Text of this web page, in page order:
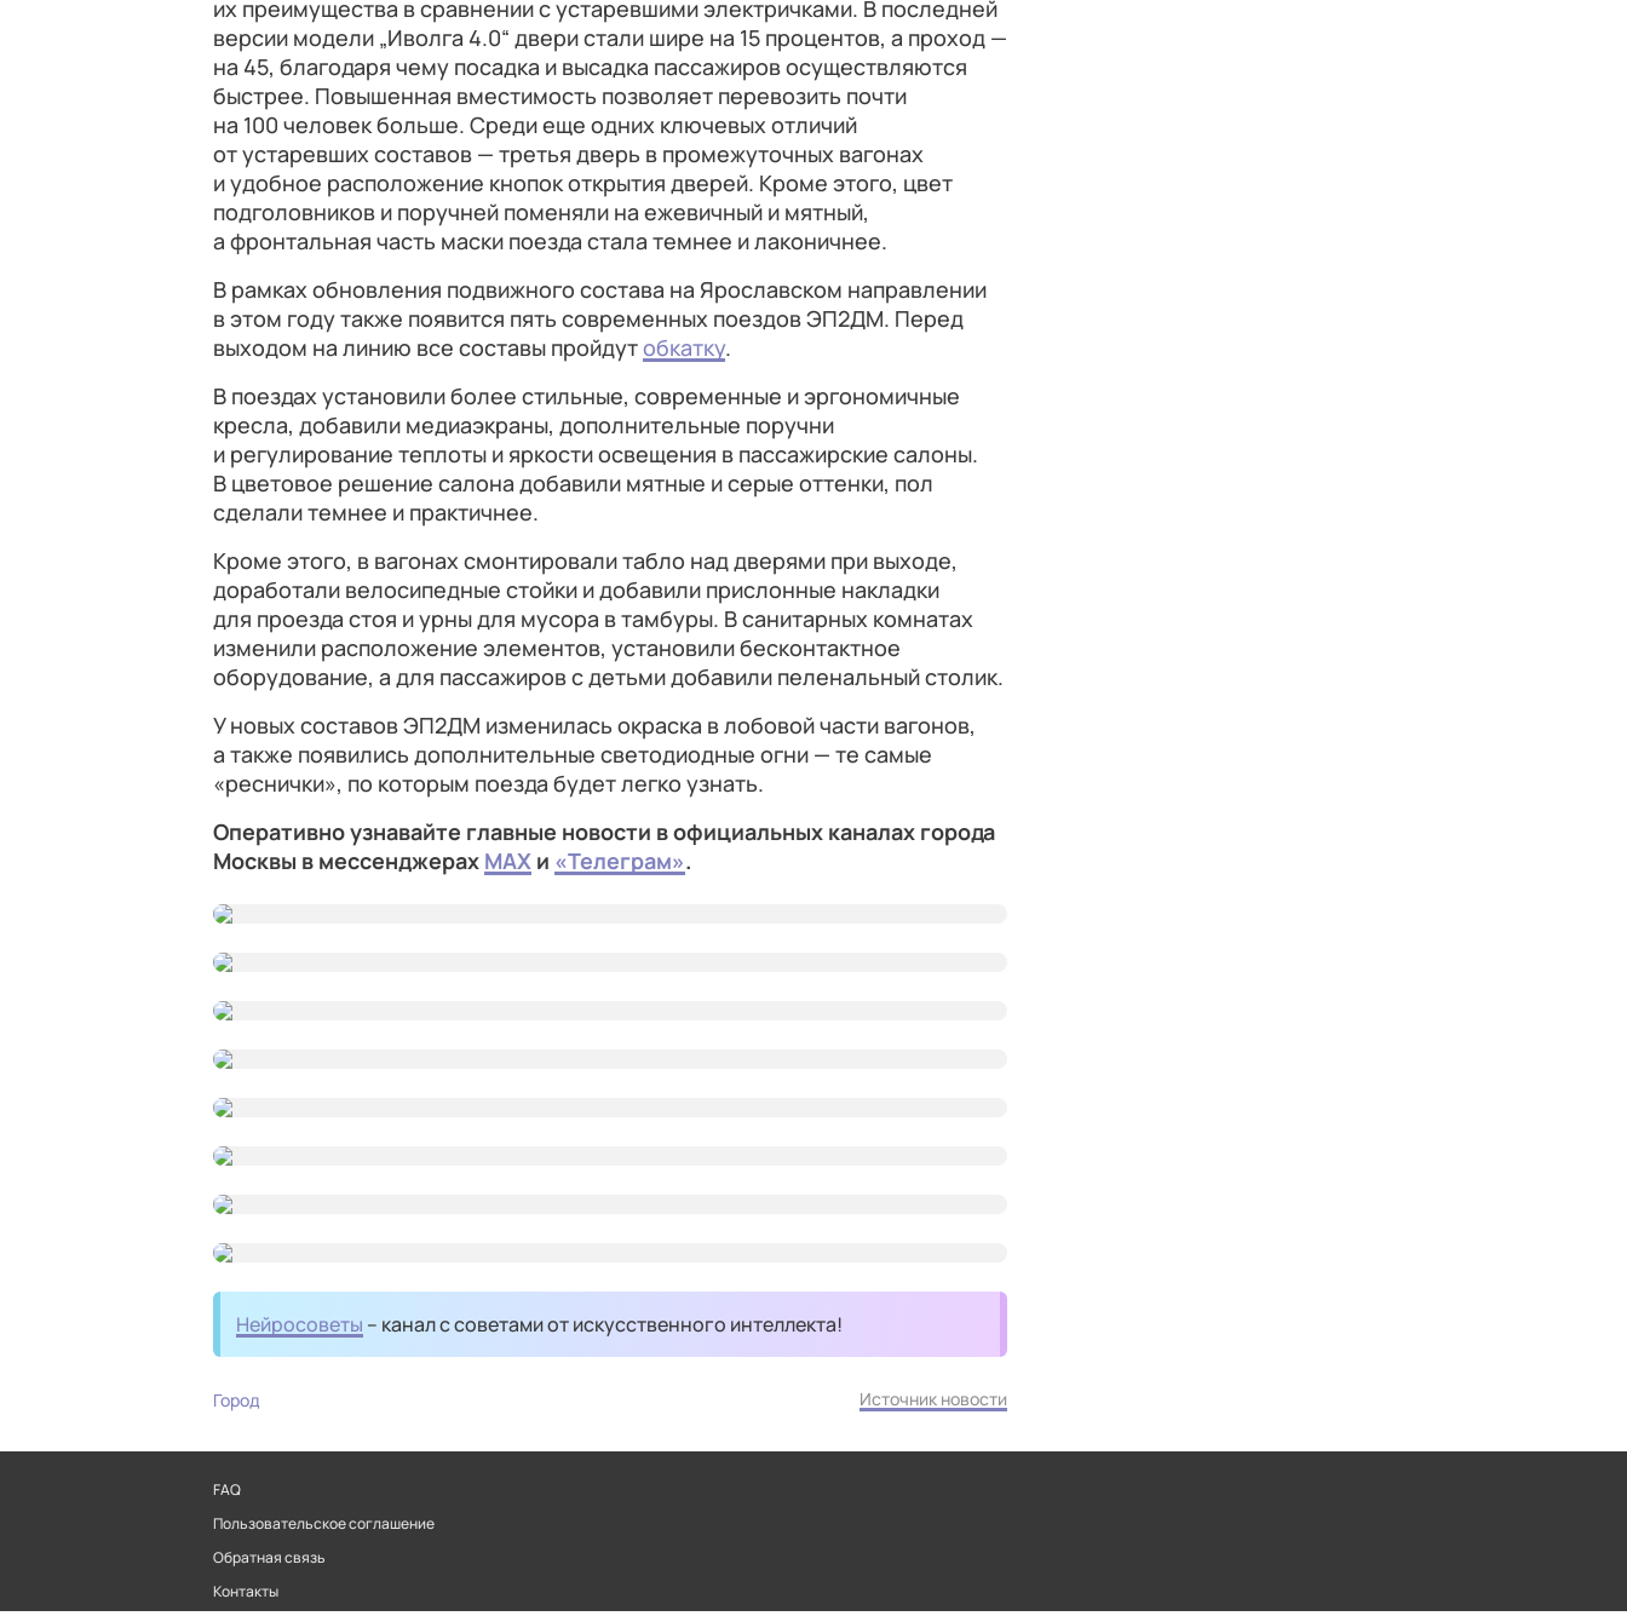
их преимущества в сравнении с устаревшими электричками. В последней
версии модели „Иволга 4.0“ двери стали шире на 15 процентов, а проход —
на 45, благодаря чему посадка и высадка пассажиров осуществляются
быстрее. Повышенная вместимость позволяет перевозить почти
на 100 человек больше. Среди еще одних ключевых отличий
от устаревших составов — третья дверь в промежуточных вагонах
и удобное расположение кнопок открытия дверей. Кроме этого, цвет
подголовников и поручней поменяли на ежевичный и мятный,
а фронтальная часть маски поезда стала темнее и лаконичнее.
В рамках обновления подвижного состава на Ярославском направлении
в этом году также появится пять современных поездов ЭП2ДМ. Перед
выходом на линию все составы пройдутобкатку.
В поездах установили более стильные, современные и эргономичные
кресла, добавили медиаэкраны, дополнительные поручни
и регулирование теплоты и яркости освещения в пассажирские салоны.
В цветовое решение салона добавили мятные и серые оттенки, пол
сделали темнее и практичнее.
Кроме этого, в вагонах смонтировали табло над дверями при выходе,
доработали велосипедные стойки и добавили прислонные накладки
для проезда стоя и урны для мусора в тамбуры. В санитарных комнатах
изменили расположение элементов, установили бесконтактное
оборудование, а для пассажиров с детьми добавили пеленальный столик.
У новых составов ЭП2ДМ изменилась окраска в лобовой части вагонов,
а также появились дополнительные светодиодные огни — те самые
«реснички», по которым поезда будет легко узнать.
Оперативно узнавайте главные новости в официальных каналах города
Москвы в мессенджерах MAX и «Телеграм».
Нейросоветы – канал с советами от искусственного интеллекта!
Город Источник новости
FAQ
Пользовательское соглашение
Обратная связь
Контакты